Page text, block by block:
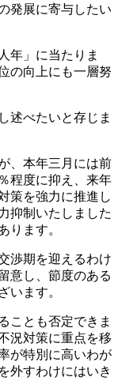
発展に寄与したい
年」に当たりま
の向上にも一層努
述べたいと存じま
、本年三月には前
程度に抑え、来年
策を強力に推進し
抑制いたしました
ります。
渉期を迎えるわけ
意し、節度のある
います。
ことも否定できま
況対策に重点を移
が特別に高いわが
外すわけにはいき